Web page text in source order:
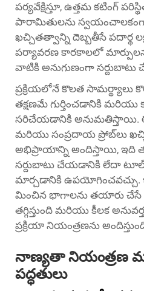
పర్యవేక్షిస్తూ, ఉత్తమ కటింగ్
పారామితులను స్వయంచాలకంగా
ఖచ్చితత్వాన్ని దెబ్బతీసే పదార్థ
పర్యావరణ కారకాలలో మార్పులను
వాటికి అనుగుణంగా సర్దుబాటు
ప్రక్రియలోనే కొలత సామర్థ్యాలు
తక్షణమే గుర్తించడానికి
సరిచేయడానికి అనుమతిస్తాయి.
మరియు సంప్రదాయ ప్రోబ్‌లు
అభిప్రాయాన్ని అందిస్తాయి, ఇది
సర్దుబాటు చేయడానికి లేదా
మార్చడానికి ఉపయోగించవచ్చు.
మించిన భాగాలను తయారు
తగ్గిస్తుంది మరియు కీలక
ప్రక్రియా నియంత్రణను
నాణ్యతా నియంత్రణ
పద్ధతులు